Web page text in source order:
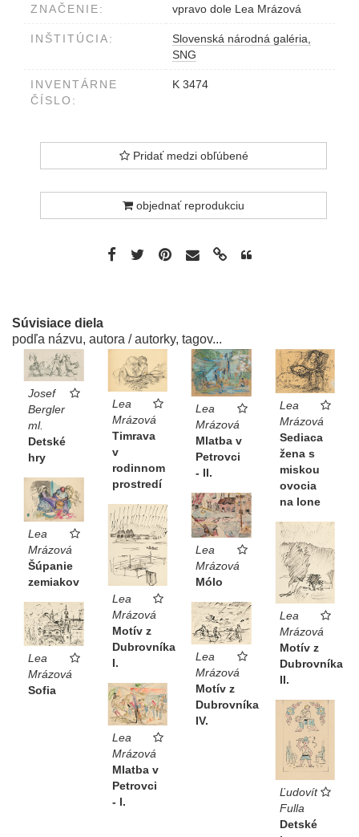
ZNAČENIE: vpravo dole Lea Mrázová
INŠTITÚCIA:
Slovenská národná galéria,
SNG
INVENTÁRNE
ČÍSLO:
K 3474
Pridať medzi obľúbené
objednať reprodukciu
Súvisiace diela
podľa názvu, autora / autorky, tagov...
Josef
Bergler
ml.
Detské
hry
Lea
Mrázová
Timrava
v
rodinnom
prostredí
Lea
Mrázová
Mlatba v
Petrovci
- II.
Lea
Mrázová
Sediaca
žena s
miskou
ovocia
na lone
Lea
Mrázová
Šúpanie
zemiakov
Lea
Mrázová
Mólo
Lea
Mrázová
Motív z
Dubrovníka
I.
Lea
Mrázová
Motív z
Dubrovníka
II.
Lea
Mrázová
Sofia
Lea
Mrázová
Motív z
Dubrovníka
IV.
Lea
Mrázová
Mlatba v
Petrovci
- I.
Ľudovít
Fulla
Detské